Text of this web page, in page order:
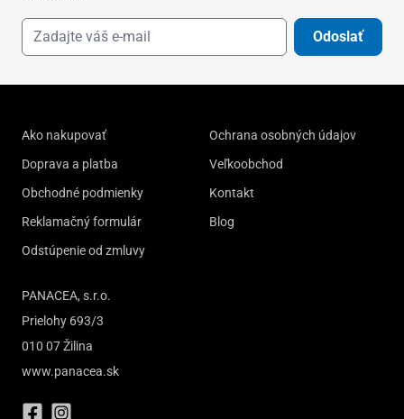
Odoslať
Ako nakupovať
Doprava a platba
Obchodné podmienky
Reklamačný formulár
Odstúpenie od zmluvy
Ochrana osobných údajov
Veľkoobchod
Kontakt
Blog
PANACEA, s.r.o.
Prielohy 693/3
010 07 Žilina
www.panacea.sk